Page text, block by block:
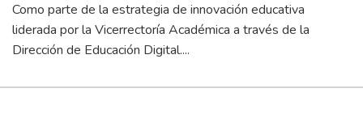
Como parte de la estrategia de innovación educativa
liderada por la Vicerrectoría Académica a través de la
Dirección de Educación Digital....